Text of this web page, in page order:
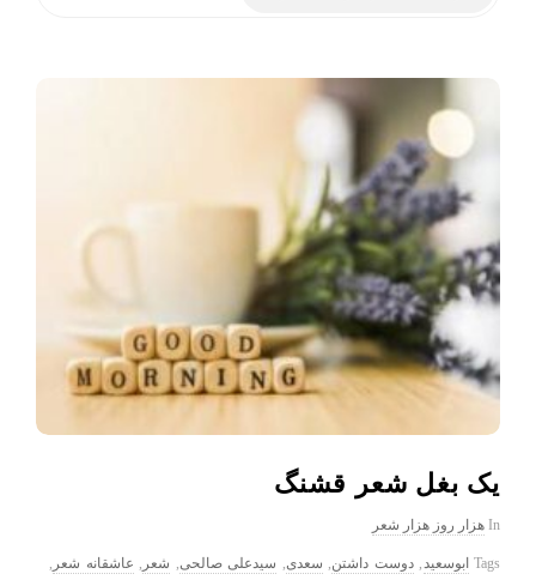
یک بغل شعر قشنگ
In هزار روز هزار شعر
Tags ابوسعید,دوست داشتن, سعدی, سیدعلی صالحی, شعر , عاشقانه شعر ,